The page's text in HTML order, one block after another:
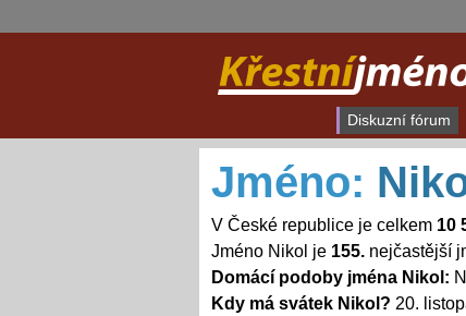
Diskuzní fórum
Jméno:
V České republice je celkem 10
Jméno Nikol je 155.nejčastější
Domácí podoby jména Nikol:
Kdy má svátek Nikol? 20.